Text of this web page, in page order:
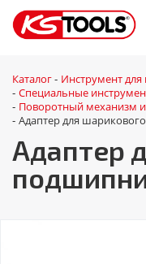
Каталог - Инструмент
- Специальные
- Поворотный механизм
- Адаптер для
Адаптер